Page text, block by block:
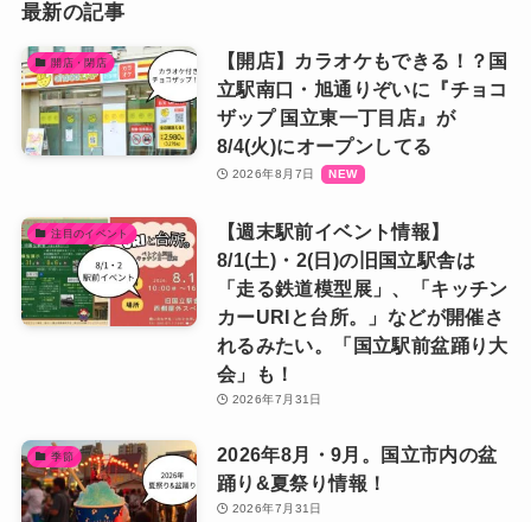
最新の記事
開店・閉店
【開店】カラオケもできる！？国
立駅南口・旭通りぞいに『チョコ
ザップ 国立東一丁目店』が
8/4(火)にオープンしてる
2026年8月7日
注目のイベント
【週末駅前イベント情報】
8/1(土)・2(日)の旧国立駅舎は
「走る鉄道模型展」、「キッチン
カーURIと台所。」などが開催さ
れるみたい。「国立駅前盆踊り大
会」も！
2026年7月31日
季節
2026年8月・9月。国立市内の盆
踊り&夏祭り情報！
2026年7月31日